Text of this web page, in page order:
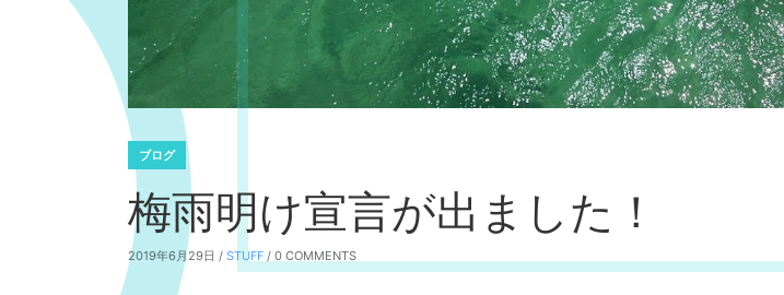
ブログ
梅雨明け宣言が出ました！
2019年6月29日 / STUFF / 0 COMMENTS